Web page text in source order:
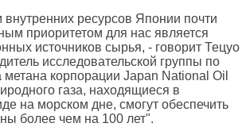
ресурсов Японии почти
приоритетом для нас является
источников сырья, - говорит Тецуо
исследовательской группы по
метана корпорации Japan National Oil
газа, находящиеся в
на морском дне, смогут обеспечить
более чем на 100 лет".